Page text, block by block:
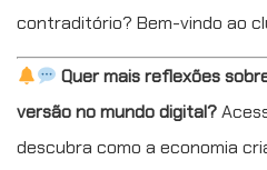
contraditório? Bem-vindo ao
Quer mais reflexões
versão no mundo digital?
descubra como a economia